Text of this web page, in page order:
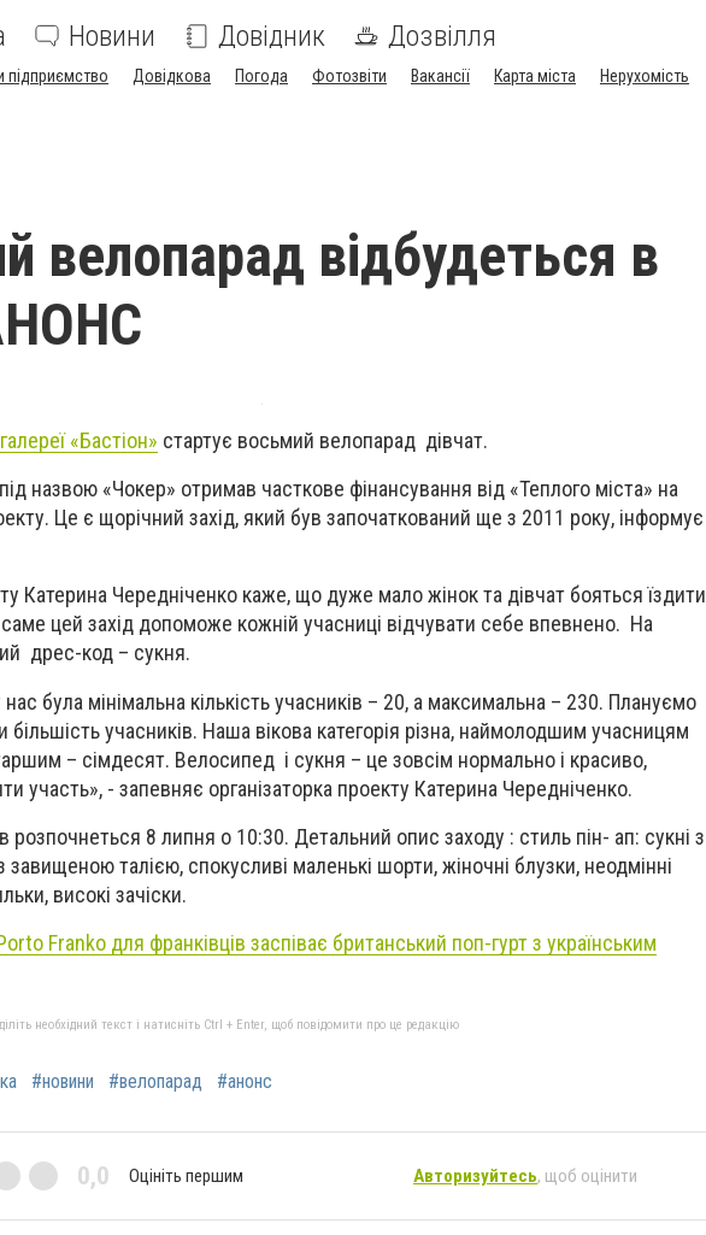
Новини Довідник Дозвілля
підприємство Довідкова Погода Фотозвіти Вакансії Карта міста
Нерухомість
велопарад відбудеться в
«Бастіон» стартує восьмий велопарад дівчат.
назвою «Чокер» отримав часткове фінансування від «Теплого міста» на
Це є щорічний захід, який був започаткований ще з 2011 року, інформує
Катерина Чередніченко каже, що дуже мало жінок та дівчат бояться їздити
цей захід допоможе кожній учасниці відчувати себе впевнено. На
дрес-код – сукня.
була мінімальна кількість учасників – 20, а максимальна – 230. Плануємо
більшість учасників. Наша вікова категорія різна, наймолодшим учасницям
– сімдесят. Велосипед і сукня – це зовсім нормально і красиво,
участь», - запевняє організаторка проекту Катерина Чередніченко.
розпочнеться 8 липня о 10:30. Детальний опис заходу : стиль пін- ап: сукні з
завищеною талією, спокусливі маленькі шорти, жіночні блузки, неодмінні
високі зачіски.
Franko для франківців заспіває британський поп-гурт з українським
необхідний текст і натисніть Ctrl + Enter, щоб повідомити про це редакцію
#новини #велопарад #анонс
0,0 Оцініть першим Авторизуйтесь, щоб оцінити